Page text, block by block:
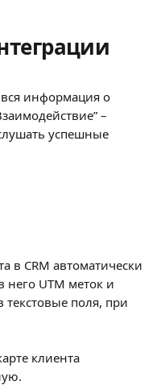
информация о
–
успешные
в CRM автоматически
него UTM меток и
поля, при
клиента